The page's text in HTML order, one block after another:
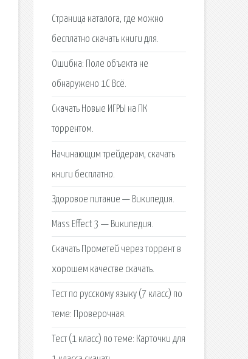
Страница каталога, где можно
бесплатно скачать книги для.
Ошибка: Поле объекта не
обнаружено 1С Всё.
Скачать Новые ИГРЫ на ПК
торрентом.
Начинающим трейдерам, скачать
книги бесплатно.
Здоровое питание — Википедия.
Mass Effect 3 — Википедия.
Скачать Прометей через торрент в
хорошем качестве скачать.
Тест по русскому языку (7 класс) по
теме: Проверочная.
Тест (1 класс) по теме: Карточки для